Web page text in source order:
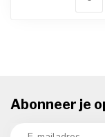
Abonneer je